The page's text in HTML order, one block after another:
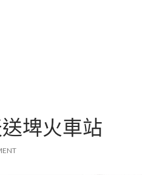
埤火車站